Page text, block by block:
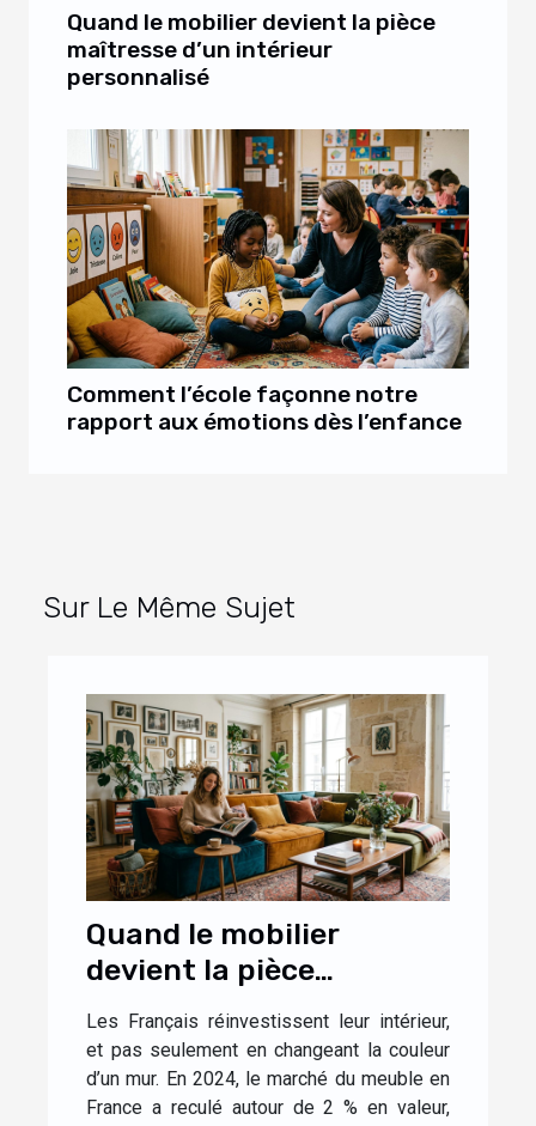
Quand le mobilier devient la pièce
maîtresse d’un intérieur
personnalisé
Comment l’école façonne notre
rapport aux émotions dès l’enfance
Sur Le Même Sujet
Quand le mobilier
devient la pièce
maîtresse d’un intérieur
personnalisé
Les Français réinvestissent leur intérieur,
et pas seulement en changeant la couleur
d’un mur. En 2024, le marché du meuble en
France a reculé autour de 2 % en valeur,